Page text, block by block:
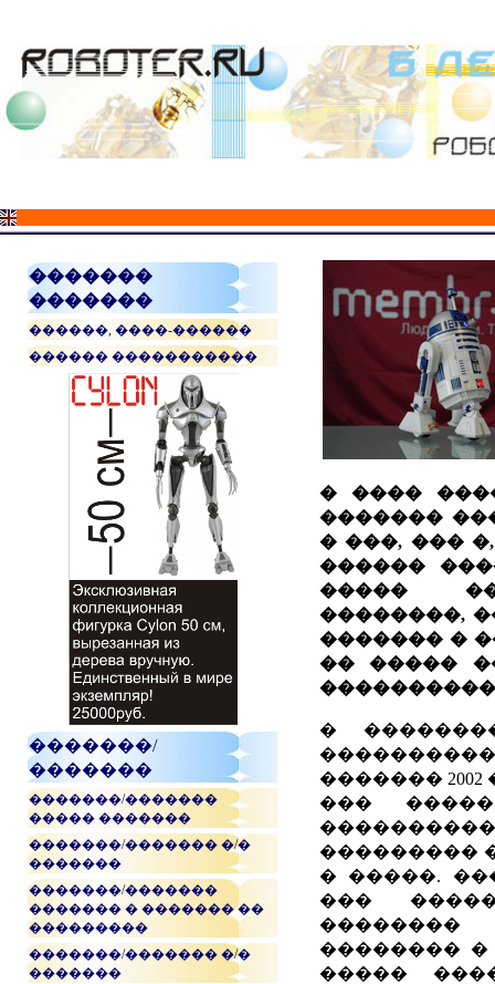
�������
�������
������, ����-������
������ �����������
�������/
�������
�������/�������
����� �������
�������/������� �/�
�������
�������/�������
������� � ������� ��
���������
�������/������� �/�
�������
� ����
�������
� ���, ���
������
�����
��������,
������� �
�� �����
�
�������
���
���������
� �����.
���
��������
��������
�����